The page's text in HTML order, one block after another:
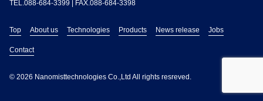
TEL.088-684-3399 | FAX.088-684-3398
Top About us Technologies Products News release Jobs
Contact
© 2026 Nanomisttechnologies Co.,Ltd All rights resreved.